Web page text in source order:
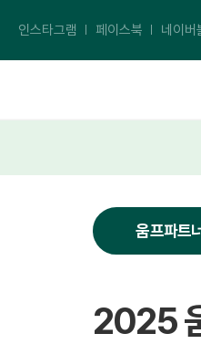
인스타그램 페이스북 네이버
움프파트
2025